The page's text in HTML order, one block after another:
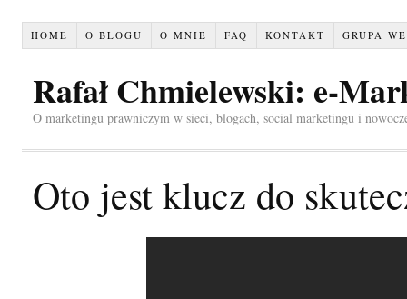
HOME O BLOGU O MNIE FAQ KONTAKT GRUPA
Rafał Chmielewski: e-
O marketingu prawniczym w sieci, blogach, social marketingu i
Oto jest klucz do